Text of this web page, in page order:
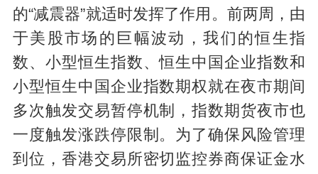
的“减震器”就适时发挥了作用。前两周，由
于美股市场的巨幅波动，我们的恒生指
数、小型恒生指数、恒生中国企业指数和
小型恒生中国企业指数期权就在夜市期间
多次触发交易暂停机制，指数期货夜市也
一度触发涨跌停限制。为了确保风险管理
到位，香港交易所密切监控券商保证金水